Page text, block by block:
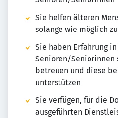
Sie helfen älteren
solange wie möglich
Sie haben Erfahrung
Senioren/Seniorinnen
betreuen und diese
unterstützen
Sie verfügen, für die
ausgeführten